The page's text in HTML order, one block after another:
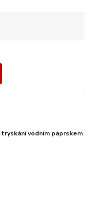
vodním paprskem